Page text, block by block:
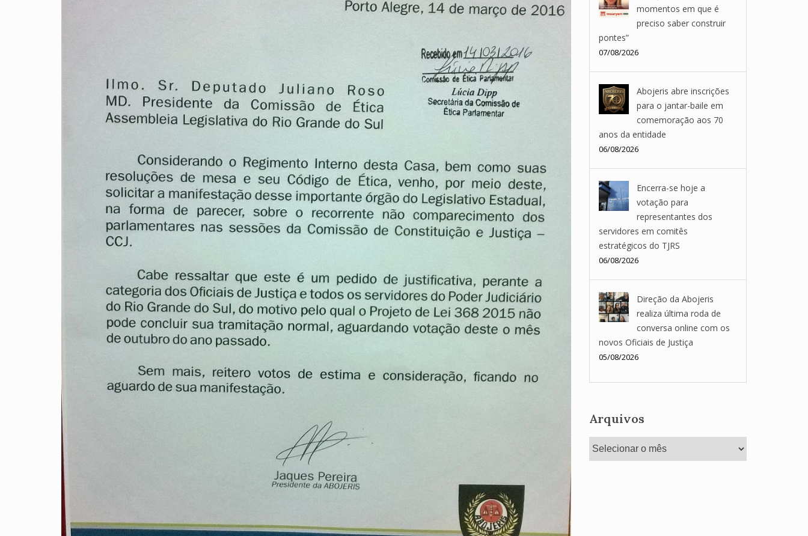
momentos em que é
preciso saber construir
pontes”
07/08/2026
Abojeris abre inscrições
para o jantar-baile em
comemoração aos 70
anos da entidade
06/08/2026
Encerra-se hoje a
votação para
representantes dos
servidores em comitês
estratégicos do TJRS
06/08/2026
Direção da Abojeris
realiza última roda de
conversa online com os
novos Oficiais de Justiça
05/08/2026
Arquivos
Arquivos